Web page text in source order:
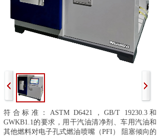
符合标准：ASTM D6421，GB/T 19230.3和
GWKB1.1的要求，用干汽油清净剂、车用汽油和
其他燃料对电子孔式燃油喷嘴（PFI） 阻塞倾向的